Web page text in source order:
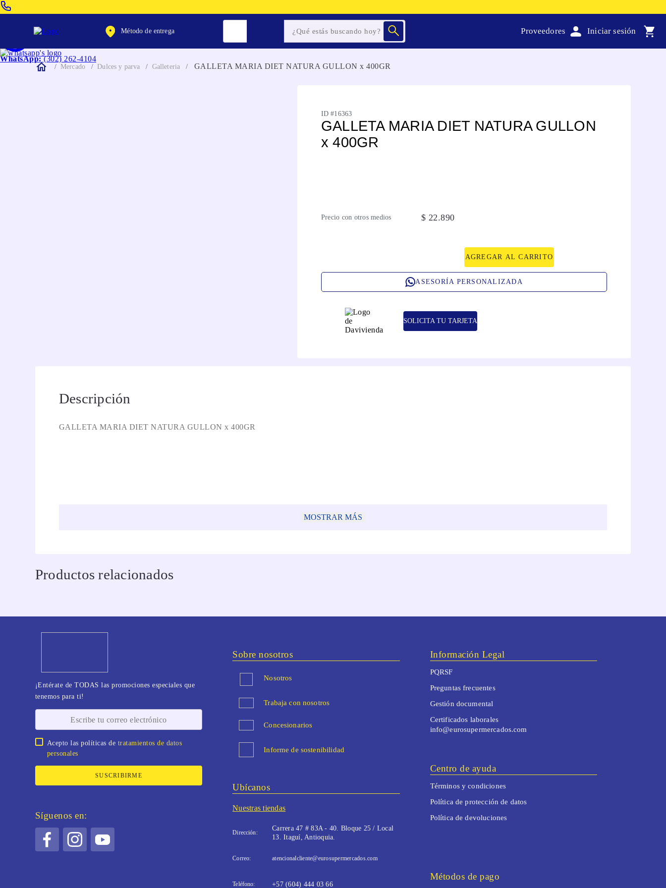
WhatsApp: (302) 262-4104
Método de entrega Proveedores
Mercado Dulces y parva Galleteria GALLETA MARIA DIET NATURA GULLON x 400GR
ID #16363
GALLETA MARIA DIET NATURA GULLON
x 400GR
Precio con otros medios $ 22.890
AGREGAR AL CARRITO
ASESORÍA PERSONALIZADA
SOLICITA TU TARJETA
Descripción
GALLETA MARIA DIET NATURA GULLON x 400GR
MOSTRAR MÁS
Productos relacionados
¡Entérate de TODAS las promociones especiales que
tenemos para ti!
Acepto las políticas de tratamientos de datos
personales
SUSCRIBIRME
Síguenos en:
Sobre nosotros
Nosotros
Trabaja con nosotros
Concesionarios
Informe de sostenibilidad
Ubícanos
Nuestras tiendas
Dirección:
Carrera 47 # 83A - 40. Bloque 25 / Local
13. Itaguí, Antioquia.
Correo: atencionalcliente@eurosupermercados.com
Teléfono: +57 (604) 444 03 66
Información Legal
PQRSF
Preguntas frecuentes
Gestión documental
Certificados laborales
info@eurosupermercados.com
Centro de ayuda
Términos y condiciones
Política de protección de datos
Política de devoluciones
Métodos de pago